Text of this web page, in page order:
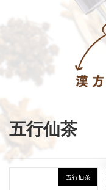
ス
ン
五行仙茶
五行仙茶